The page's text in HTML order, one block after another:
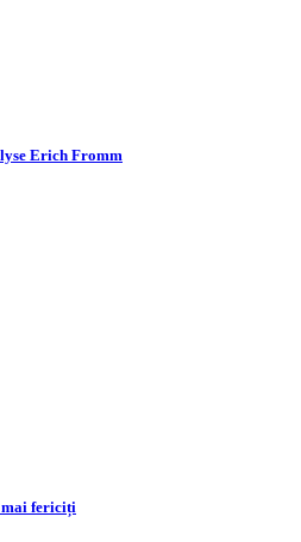
Erich Fromm
mai fericiți